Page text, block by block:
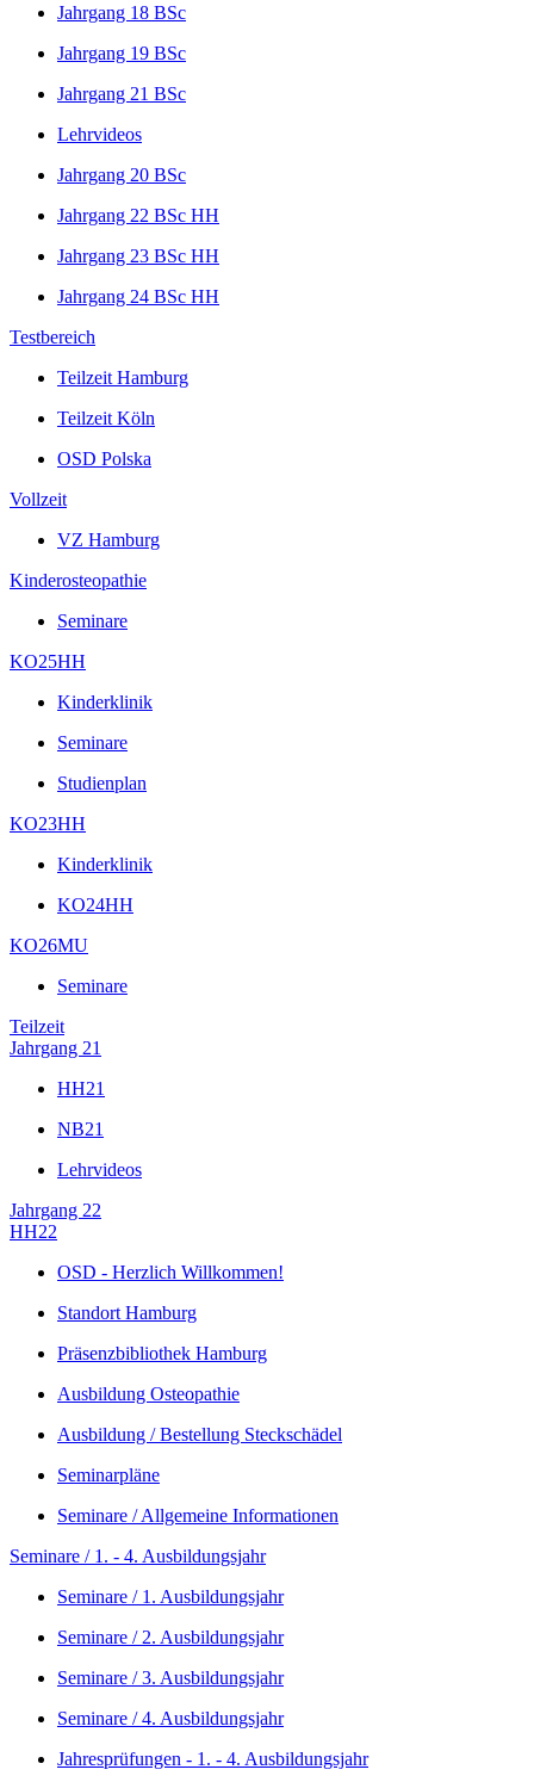
Jahrgang 18 BSc
Jahrgang 19 BSc
Jahrgang 21 BSc
Lehrvideos
Jahrgang 20 BSc
Jahrgang 22 BSc HH
Jahrgang 23 BSc HH
Jahrgang 24 BSc HH
Testbereich
Teilzeit Hamburg
Teilzeit Köln
OSD Polska
Vollzeit
VZ Hamburg
Kinderosteopathie
Seminare
KO25HH
Kinderklinik
Seminare
Studienplan
KO23HH
Kinderklinik
KO24HH
KO26MU
Seminare
Teilzeit
Jahrgang 21
HH21
NB21
Lehrvideos
Jahrgang 22
HH22
OSD - Herzlich Willkommen!
Standort Hamburg
Präsenzbibliothek Hamburg
Ausbildung Osteopathie
Ausbildung / Bestellung Steckschädel
Seminarpläne
Seminare / Allgemeine Informationen
Seminare / 1. - 4. Ausbildungsjahr
Seminare / 1. Ausbildungsjahr
Seminare / 2. Ausbildungsjahr
Seminare / 3. Ausbildungsjahr
Seminare / 4. Ausbildungsjahr
Jahresprüfungen - 1. - 4. Ausbildungsjahr